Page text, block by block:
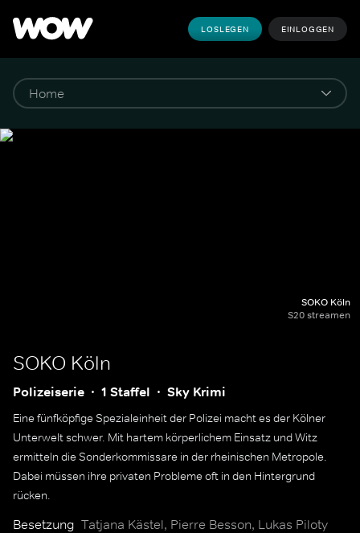
LOSLEGEN EINLOGGEN
SOKO Köln
S20 streamen
SOKO Köln
Polizeiserie 1 Staffel Sky Krimi
Eine fünfköpfige Spezialeinheit der Polizei macht es der Kölner
Unterwelt schwer. Mit hartem körperlichem Einsatz und Witz
ermitteln die Sonderkommissare in der rheinischen Metropole.
Dabei müssen ihre privaten Probleme oft in den Hintergrund
rücken.
Besetzung Tatjana Kästel, Pierre Besson, Lukas Piloty